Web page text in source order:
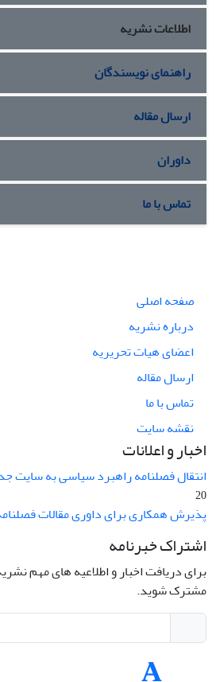
اطلاعات نشریه
راهنمای نویسندگان
ارسال مقاله
داوران
تماس با ما
صفحه اصلی
درباره نشریه
اعضای هیات تحریریه
ارسال مقاله
تماس با ما
نقشه سایت
اخبار و اعلانات
انتقال فصلنامه راهبرد سیاسی به سایت
20
پذیرش همکاری برای داوری مقالات
اشتراک خبرنامه
برای دریافت اخبار و اطلاعیه های مهم
مشترک شوید.